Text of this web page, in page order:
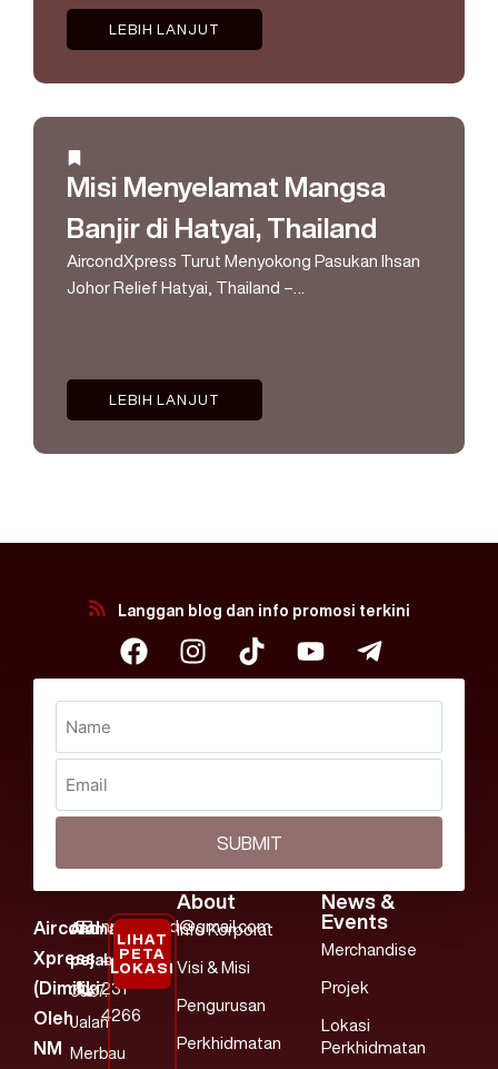
LEBIH LANJUT
Misi Menyelamat Mangsa
Banjir di Hatyai, Thailand
AircondXpress Turut Menyokong Pasukan Ihsan
Johor Relief Hatyai, Thailand –…
LEBIH LANJUT
Langgan blog dan info promosi terkini
SUBMIT
Aircond
Xpress
(dimiliki
Oleh
NM
Alamat
pejabat:
3037.
Jalan
Merbau
nmaircond@gmail.com
+607
231
4266
LIHAT
PETA
LOKASI
About
Info Korporat
Visi & Misi
Pengurusan
Perkhidmatan
News &
Events
Merchandise
Projek
Lokasi
Perkhidmatan